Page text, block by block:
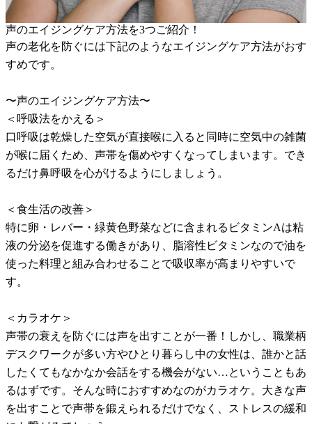
声のエイジングケア方法を3つご紹介！
声の老化を防ぐには下記のようなエイジングケア方法がおす
すめです。
〜声のエイジングケア方法〜
＜呼吸法をかえる＞
口呼吸は乾燥した空気が直接喉に入ると同時に空気中の雑菌
が喉に届くため、声帯を傷めやすくなってしまいます。でき
るだけ鼻呼吸を心がけるようにしましょう。
＜食生活の改善＞
特に卵・レバー・緑黄色野菜などに含まれるビタミンAは粘
液の分泌を促進する働きがあり、脂溶性ビタミンなので油を
使った料理と組み合わせることで吸収率が高まりやすいで
す。
＜カラオケ＞
声帯の衰えを防ぐには声を出すことが一番！しかし、職業柄
デスクワークが多い方やひとり暮らし中の女性は、誰かと話
したくてもなかなか会話をする機会がない…ということもあ
るはずです。そんな時におすすめなのがカラオケ。大きな声
を出すことで声帯を鍛えられるだけでなく、ストレスの緩和